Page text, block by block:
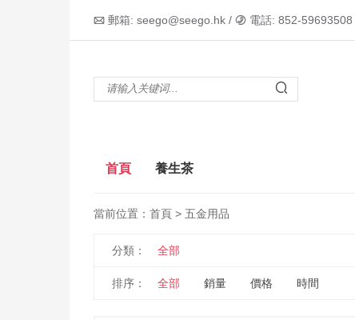
 郵箱: seego@seego.hk /  電話: 852-59693508

首頁 養生茶
當前位置： 首頁 > 五金用品
分類： 全部
排序： 全部 銷量 價格 時間